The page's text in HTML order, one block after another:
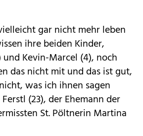
gar nicht mehr leben
ihre beiden Kinder,
und Kevin-Marcel (4), noch
das nicht mit und das ist gut,
was ich ihnen sagen
(23), der Ehemann der
St. Pöltnerin Martina